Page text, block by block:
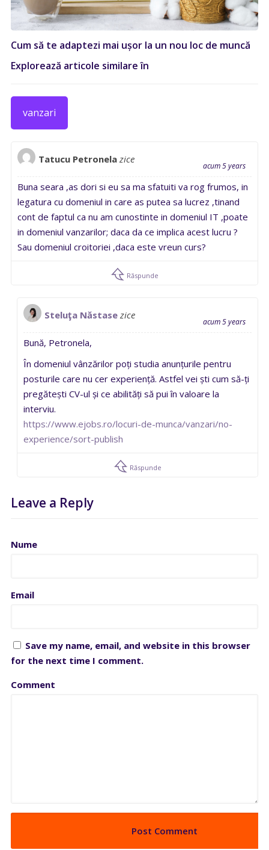
Cum să te adaptezi mai ușor la un nou loc de muncă
Explorează articole similare în
vanzari
Tatucu Petronela zice
acum 5 years
Buna seara ,as dori si eu sa ma sfatuiti va rog frumos, in
legatura cu domeniul in care as putea sa lucrez ,tinand
cont de faptul ca nu am cunostinte in domeniul IT ,poate
in domeniul vanzarilor; daca da ce implica acest lucru ?
Sau domeniul croitoriei ,daca este vreun curs?
Răspunde
Steluţa Năstase zice
acum 5 years
Bună, Petronela,
În domeniul vânzărilor poți studia anunțurile pentru
posturile care nu cer experiență. Astfel vei ști cum să-ți
pregătești CV-ul și ce abilități să pui în valoare la
interviu.
https://www.ejobs.ro/locuri-de-munca/vanzari/no-
experience/sort-publish
Răspunde
Leave a Reply
Nume
Email
Save my name, email, and website in this browser
for the next time I comment.
Comment